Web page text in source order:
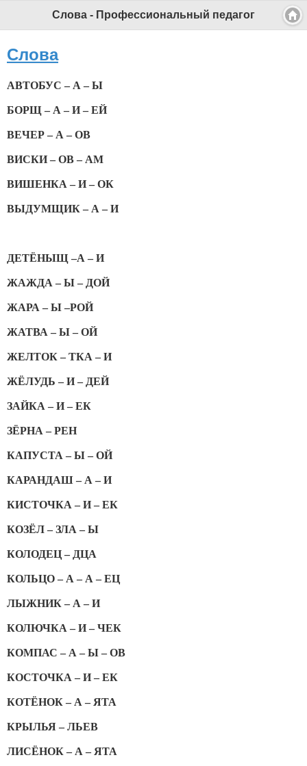
Слова - Профессиональный педагог
Слова
АВТОБУС – А – Ы
БОРЩ – А – И – ЕЙ
ВЕЧЕР – А – ОВ
ВИСКИ – ОВ – АМ
ВИШЕНКА – И – ОК
ВЫДУМЩИК – А – И
ДЕТЁНЫЩ –А – И
ЖАЖДА – Ы – ДОЙ
ЖАРА – Ы –РОЙ
ЖАТВА – Ы – ОЙ
ЖЕЛТОК – ТКА – И
ЖЁЛУДЬ – И – ДЕЙ
ЗАЙКА – И – ЕК
ЗЁРНА – РЕН
КАПУСТА – Ы – ОЙ
КАРАНДАШ – А – И
КИСТОЧКА – И – ЕК
КОЗЁЛ – ЗЛА – Ы
КОЛОДЕЦ – ДЦА
КОЛЬЦО – А – А – ЕЦ
ЛЫЖНИК – А – И
КОЛЮЧКА – И – ЧЕК
КОМПАС – А – Ы – ОВ
КОСТОЧКА – И – ЕК
КОТЁНОК – А – ЯТА
КРЫЛЬЯ – ЛЬЕВ
ЛИСЁНОК – А – ЯТА